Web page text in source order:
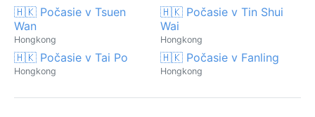
🇭🇰 Počasie v Tsuen
Wan
Hongkong
🇭🇰 Počasie v Tin Shui
Wai
Hongkong
🇭🇰 Počasie v Tai Po
Hongkong
🇭🇰 Počasie v Fanling
Hongkong